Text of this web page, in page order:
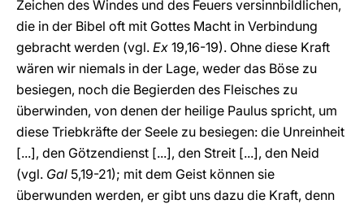
Zeichen des Windes und des Feuers versinnbildlichen,
die in der Bibel oft mit Gottes Macht in Verbindung
gebracht werden (vgl. Ex 19,16-19). Ohne diese Kraft
wären wir niemals in der Lage, weder das Böse zu
besiegen, noch die Begierden des Fleisches zu
überwinden, von denen der heilige Paulus spricht, um
diese Triebkräfte der Seele zu besiegen: die Unreinheit
[...], den Götzendienst [...], den Streit [...], den Neid
(vgl. Gal 5,19-21); mit dem Geist können sie
überwunden werden, er gibt uns dazu die Kraft, denn